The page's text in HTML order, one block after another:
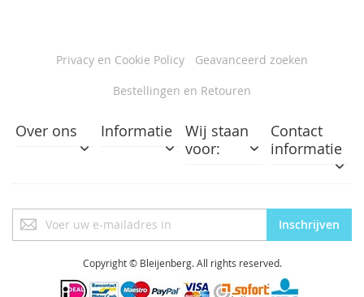
Privacy en Cookie Policy
Geavanceerd zoeken
Bestellingen en Retouren
Over ons Informatie
Wij staan
voor:
Contact
informatie
Abonneer
nieuwsbrief
Inschrijven
Copyright © Bleijenberg. All rights reserved.